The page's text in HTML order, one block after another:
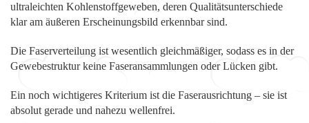
ultraleichten Kohlenstoffgeweben, deren Qualitätsunterschiede
klar am äußeren Erscheinungsbild erkennbar sind.
Die Faserverteilung ist wesentlich gleichmäßiger, sodass es in der
Gewebestruktur keine Faseransammlungen oder Lücken gibt.
Ein noch wichtigeres Kriterium ist die Faserausrichtung – sie ist
absolut gerade und nahezu wellenfrei.